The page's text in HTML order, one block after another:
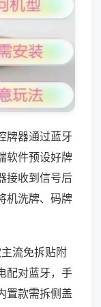
牌器通过蓝牙
软件预设好牌
接收到信号后
机洗牌、码牌
流免拆贴附
配对蓝牙，手
置款需拆侧盖